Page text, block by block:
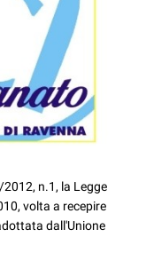
n.1, la Legge
volta a recepire
dall'Unione